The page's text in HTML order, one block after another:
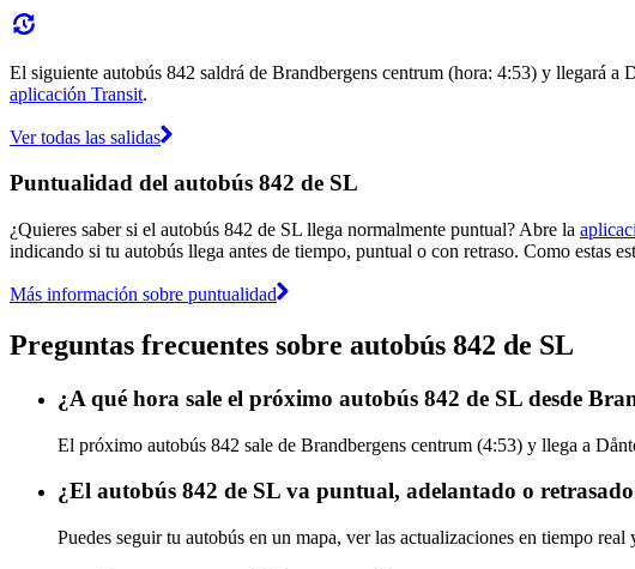
El siguiente autobús 842 saldrá de Brandbergens centrum (hora: 4:53) y llegará
aplicación Transit.
Ver todas las salidas
Puntualidad del autobús 842 de SL
¿Quieres saber si el autobús 842 de SL llega normalmente puntual? Abre la
indicando si tu autobús llega antes de tiempo, puntual o con retraso. Como estas
Más información sobre puntualidad
Preguntas frecuentes sobre autobús 842 de SL
¿A qué hora sale el próximo autobús 842 de SL desde
El próximo autobús 842 sale de Brandbergens centrum (4:53) y llega a
¿El autobús 842 de SL va puntual, adelantado o
Puedes seguir tu autobús en un mapa, ver las actualizaciones en tiempo